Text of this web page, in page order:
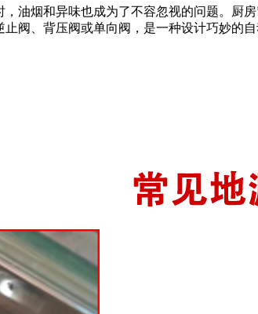
油烟和异味也成为了不容忽视的问题。厨
阀、背压阀或单向阀，是一种设计巧妙的